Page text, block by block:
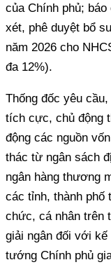
của Chính phủ;
xét, phê duyệt bổ
năm 2026 cho
đa 12%).
Thống đốc yêu
tích cực, chủ động
động các nguồn
thác từ ngân sách
ngân hàng thương
các tỉnh, thành phố
chức, cá nhân trên
giải ngân đối với
tướng Chính phủ